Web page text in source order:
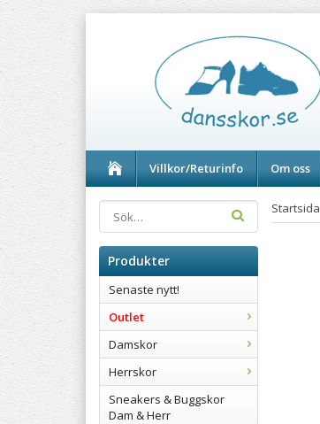
Villkor/Returinfo Om oss
Produkter
Senaste nytt!
Outlet
Damskor
Herrskor
Sneakers & Buggskor
Dam & Herr
Startsida